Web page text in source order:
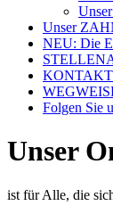
Unser
NEU: Die
KONTAKT
Folgen Sie
Unser
ist für Alle, die